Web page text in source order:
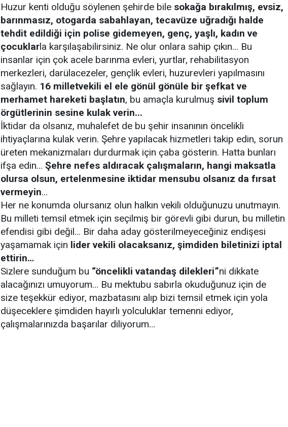
Huzur kenti olduğu söylenen şehirde bile sokağa bırakılmış, evsiz,
barınmasız, otogarda sabahlayan, tecavüze uğradığı halde
tehdit edildiği için polise gidemeyen, genç, yaşlı, kadın ve
çocuklarla karşılaşabilirsiniz. Ne olur onlara sahip çıkın... Bu
insanlar için çok acele barınma evleri, yurtlar, rehabilitasyon
merkezleri, darülacezeler, gençlik evleri, huzurevleri yapılmasını
sağlayın. 16 milletvekili el ele gönül gönüle bir şefkat ve
merhamet hareketi başlatın, bu amaçla kurulmuş sivil toplum
örgütlerinin sesine kulak verin...
İktidar da olsanız, muhalefet de bu şehir insanının öncelikli
ihtiyaçlarına kulak verin. Şehre yapılacak hizmetleri takip edin, sorun
üreten mekanizmaları durdurmak için çaba gösterin. Hatta bunları
ifşa edin... Şehre nefes aldıracak çalışmaların, hangi maksatla
olursa olsun, ertelenmesine iktidar mensubu olsanız da fırsat
vermeyin...
Her ne konumda olursanız olun halkın vekili olduğunuzu unutmayın.
Bu milleti temsil etmek için seçilmiş bir görevli gibi durun, bu milletin
efendisi gibi değil... Bir daha aday gösterilmeyeceğiniz endişesi
yaşamamak için lider vekili olacaksanız, şimdiden biletinizi iptal
ettirin…
Sizlere sunduğum bu “öncelikli vatandaş dilekleri”ni dikkate
alacağınızı umuyorum… Bu mektubu sabırla okuduğunuz için de
size teşekkür ediyor, mazbatasını alıp bizi temsil etmek için yola
düşeceklere şimdiden hayırlı yolculuklar temenni ediyor,
çalışmalarınızda başarılar diliyorum…